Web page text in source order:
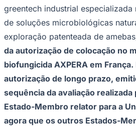
Anuncie no Portal
Guia de Empresas
Divulgar VagasNovo
Publicidade Legal
Negócios Regionais
Turismo
Segurança Regional
Hospitais Estaduais
Parques & Represas
Cidades da Região
Santana de Parnaíba OsascoCarapicuíba
do Bom JesusAraçariguamaCajamar
greentech industrial especializada
de soluções microbiológicas
exploração patenteada de
da autorização de colocação no
biofungicida AXPERA em
autorização de longo prazo,
sequência da avaliação realizada
Estado-Membro relator para a
agora que os outros Estados-